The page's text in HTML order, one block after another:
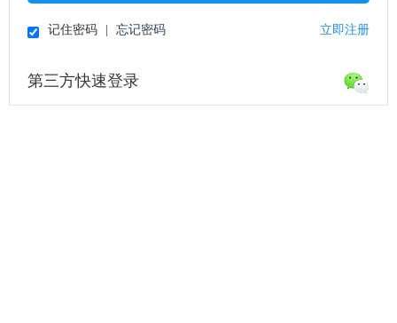
记住密码 忘记密码 立即注册
第三方快速登录